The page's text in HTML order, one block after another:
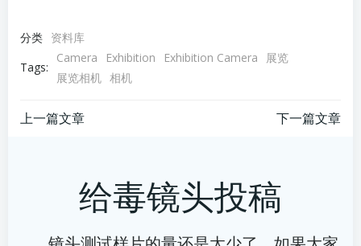
分类 资料库
Tags:
Camera Exhibition Exhibition Camera
展览
展览相机 相机
文
上一篇文章
导
下一篇文章
给毒镜头投稿